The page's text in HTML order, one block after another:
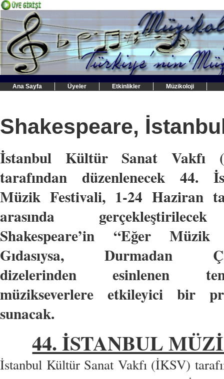
Ana Sayfa Üyeler Etkinlikler Müzikoloji
Shakespeare,
İstanbul Kültür Sanat Vakfı
tarafından düzenlenecek 44.
Müzik Festivali, 1-24 Haziran
arasında
Shakespeare’in “Eğer Müzik
Gıdasıysa, Durmadan
dizelerinden esinlenen
müzikseverlere etkileyici bir
sunacak.
44. İSTANBUL
İstanbul Kültür Sanat Vakfı (İKSV)